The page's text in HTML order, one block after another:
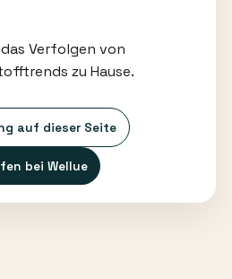
Verfolgen von
zu Hause.
auf dieser Seite
bei Wellue